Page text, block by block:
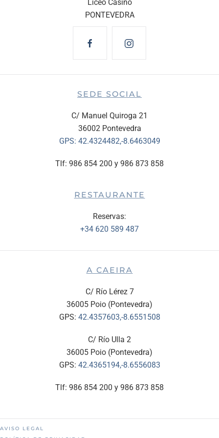
Liceo Casino
PONTEVEDRA
SEDE SOCIAL
C/ Manuel Quiroga 21
36002 Pontevedra
GPS: 42.4324482,-8.6463049
Tlf: 986 854 200 y 986 873 858
RESTAURANTE
Reservas:
+34 620 589 487
A CAEIRA
C/ Río Lérez 7
36005 Poio (Pontevedra)
GPS: 42.4357603,-8.6551508
C/ Río Ulla 2
36005 Poio (Pontevedra)
GPS: 42.4365194,-8.6556083
Tlf: 986 854 200 y 986 873 858
AVISO LEGAL